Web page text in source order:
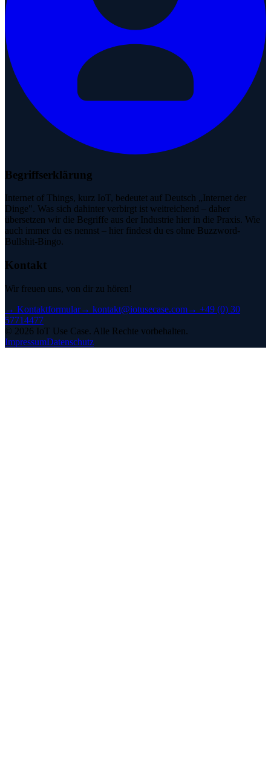
Begriffserklärung
Internet of Things, kurz IoT, bedeutet auf Deutsch „Internet der
Dinge". Was sich dahinter verbirgt ist weitreichend – daher
übersetzen wir die Begriffe aus der Industrie hier in die Praxis. Wie
auch immer du es nennst – hier findest du es ohne Buzzword-
Bullshit-Bingo.
Kontakt
Wir freuen uns, von dir zu hören!
→ Kontaktformular→ kontakt@iotusecase.com→ +49 (0) 30
57714477
© 2026 IoT Use Case. Alle Rechte vorbehalten.
ImpressumDatenschutz